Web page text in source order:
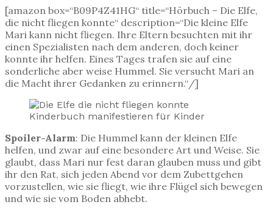
[amazon box=“B09P4Z41HG“ title=“Hörbuch – Die Elfe,
die nicht fliegen konnte“ description=“Die kleine Elfe
Mari kann nicht fliegen. Ihre Eltern besuchten mit ihr
einen Spezialisten nach dem anderen, doch keiner
konnte ihr helfen. Eines Tages trafen sie auf eine
sonderliche aber weise Hummel. Sie versucht Mari an
die Macht ihrer Gedanken zu erinnern.“/]
Spoiler-Alarm: Die Hummel kann der kleinen Elfe
helfen, und zwar auf eine besondere Art und Weise. Sie
glaubt, dass Mari nur fest daran glauben muss und gibt
ihr den Rat, sich jeden Abend vor dem Zubettgehen
vorzustellen, wie sie fliegt, wie ihre Flügel sich bewegen
und wie sie vom Boden abhebt.